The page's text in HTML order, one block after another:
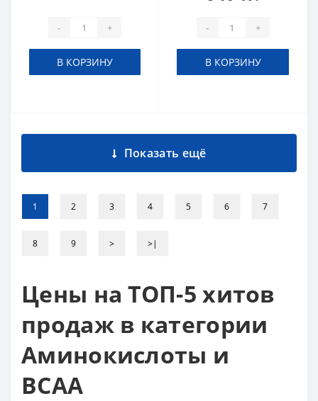
- +
В КОРЗИНУ
- +
В КОРЗИНУ
Показать ещё
1 2 3 4 5 6 7
8 9 > >|
Цены на ТОП-5 хитов
продаж в категории
Аминокислоты и
BCAA